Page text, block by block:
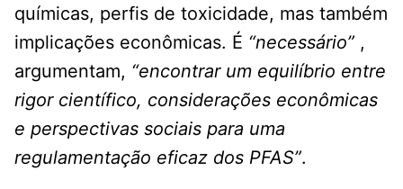
químicas, perfis de toxicidade, mas também
implicações econômicas. É “necessário” ,
argumentam, “encontrar um equilíbrio entre
rigor científico, considerações econômicas
e perspectivas sociais para uma
regulamentação eficaz dos PFAS”.